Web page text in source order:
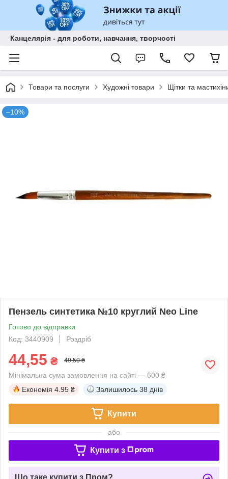
Канцелярія - для роботи, навчання, творчості
Товари та послуги Художні товари Щітки та
–10%
Пензель синтетика №10 круглий Neo Line
Готово до відправки
Код: 3440909
Роздріб
44,55 ₴ 49,50 ₴
Мінімальна сума замовлення на сайті — 600 ₴
Економія 4.95 ₴ Залишилось 38 днів
Купити
або
Купити з
Що таке купити з Пром?